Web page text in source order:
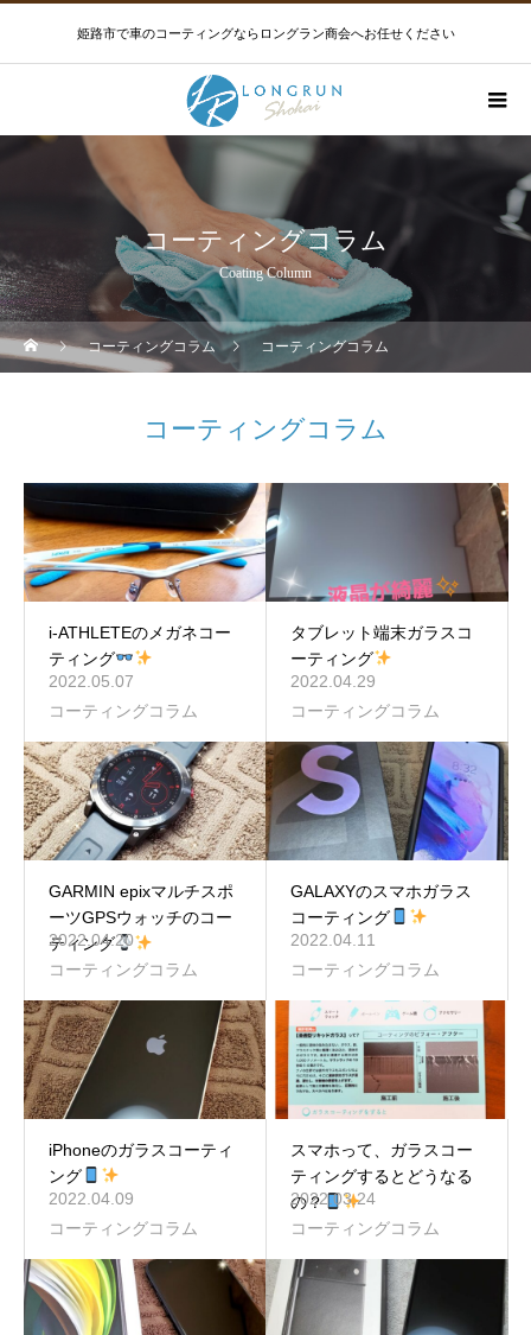
姫路市で車のコーティングならロングラン商会へお任せください
コーティングコラム
Coating Column
コーティングコラム コーティングコラム
コーティングコラム
i-ATHLETEのメガネコー
ティング
2022.05.07
コーティングコラム
タブレット端末ガラスコ
ーティング
2022.04.29
コーティングコラム
GARMIN epixマルチスポ
ーツGPSウォッチのコー
ティング
2022.04.20
コーティングコラム
GALAXYのスマホガラス
コーティング
2022.04.11
コーティングコラム
iPhoneのガラスコーティ
ング
2022.04.09
コーティングコラム
スマホって、ガラスコー
ティングするとどうなる
の？
2022.03.24
コーティングコラム